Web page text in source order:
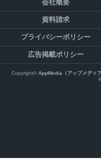
会社概要
資料請求
プライバシーポリシー
広告掲載ポリシー
Copyright©AppMedia（アップメディ